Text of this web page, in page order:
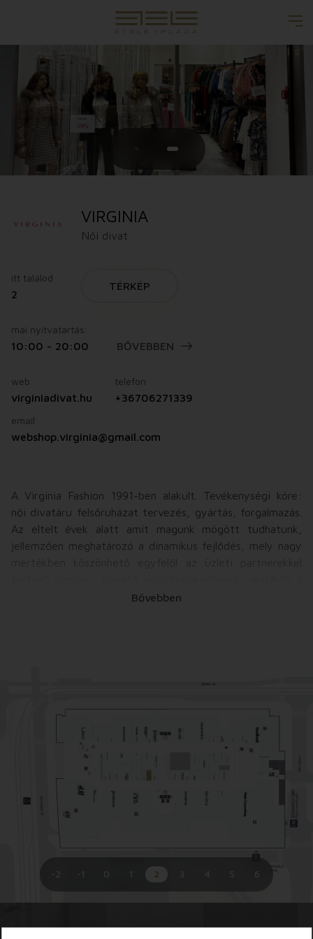
VIRGINIA
Női divat
itt találod
2
TÉRKÉP
mai nyitvatartás:
10:00 - 20:00 BŐVEBBEN
web
virginiadivat.hu
telefon
+36706271339
email
webshop.virginia@gmail.com
A Virginia Fashion 1991-ben alakult. Tevékenységi köre:
női divatáru felsőruházat tervezés, gyártás, forgalmazás.
Az eltelt évek alatt amit magunk mögött tudhatunk,
jellemzően meghatározó a dinamikus fejlődés, mely nagy
vásárlóközönséggel kialakult kölcsönös megbecsülésnek.
törekszünk az általunk forgalmazott termékek gondos
összeválogatására, a kínált áru mind alapanyag, mind
kidolgozás tekintetében kifinomult, igényes kényelmes
kiváló minősítésűek.
Igyekszünk a dolgozó nő életvitelére szabott ruhatárat
összeállítani, melyben a dolgos hétköznapokon,
megtalálják a számukra megfelelő ruhadarabokat. S
tekintve, hogy társaságunkban többségben van a női
vezetés és munkaerő mi magunk is meggyőződhetünk
ennek valódiságáról a gyakorlati életben.
Bővebben
-1 0 1 2 6